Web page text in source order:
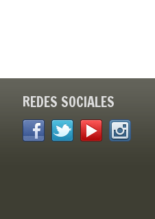
REDES SOCIALES